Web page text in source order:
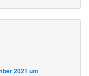
2021 um